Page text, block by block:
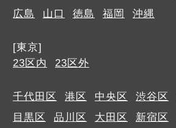
広島
山口 徳島 福岡 沖縄
[東京]
23区内
23区外
千代田区 港区 中央区 渋谷区
目黒区
品川区 大田区 新宿区